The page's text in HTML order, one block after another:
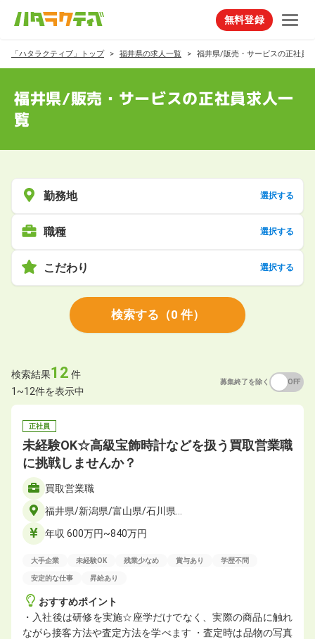
無料登録
「ハタラクティブ」トップ 福井県の求人一覧 福井県/販売・サービスの正社員
福井県/販売・サービスの正社員求人一
覧
勤務地 選択する
職種 選択する
こだわり 選択する
検索する （0 件）
検索結果12 件
1~12件を表示中
募集終了を除く OFF
正社員
未経験OK☆高級宝飾時計などを扱う買取営業職
に挑戦しませんか？
買取営業職
福井県/新潟県/富山県/石川県…
年収 600万円~840万円
大手企業 未経験OK 残業少なめ 賞与あり 学歴不問
安定的な仕事 昇給あり
おすすめポイント
・入社後は研修を実施☆座学だけでなく、実際の商品に触れ
ながら接客方法や査定方法を学べます ・査定時は品物の写真